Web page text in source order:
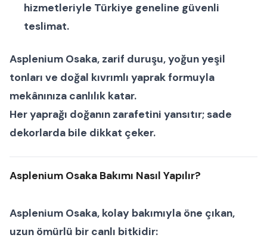
hizmetleriyle Türkiye geneline güvenli
teslimat.
Asplenium Osaka, zarif duruşu, yoğun yeşil
tonları ve doğal kıvrımlı yaprak formuyla
mekânınıza canlılık katar.
Her yaprağı doğanın zarafetini yansıtır; sade
dekorlarda bile dikkat çeker.
Asplenium Osaka Bakımı Nasıl Yapılır?
Asplenium Osaka, kolay bakımıyla öne çıkan,
uzun ömürlü bir canlı bitkidir: